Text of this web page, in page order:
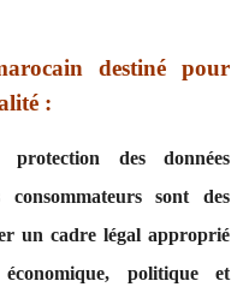
destiné pour
:
des données
sont des
un cadre légal approprié
politique et